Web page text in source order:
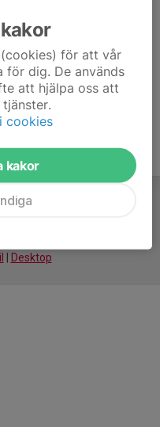
Desktop
för att vår
för dig. De används
att hjälpa oss att
cookies
kakor